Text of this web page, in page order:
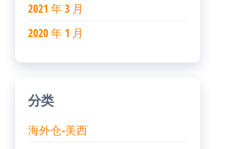
2021 年 3 月
2020 年 1 月
分类
海外仓-美西